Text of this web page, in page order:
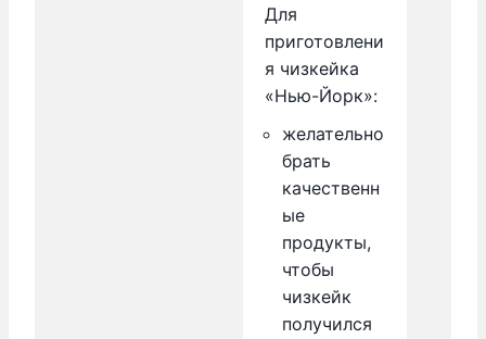
Для
приготовлени
я чизкейка
«Нью-Йорк»:
желательно
брать
качественн
ые
продукты,
чтобы
чизкейк
получился